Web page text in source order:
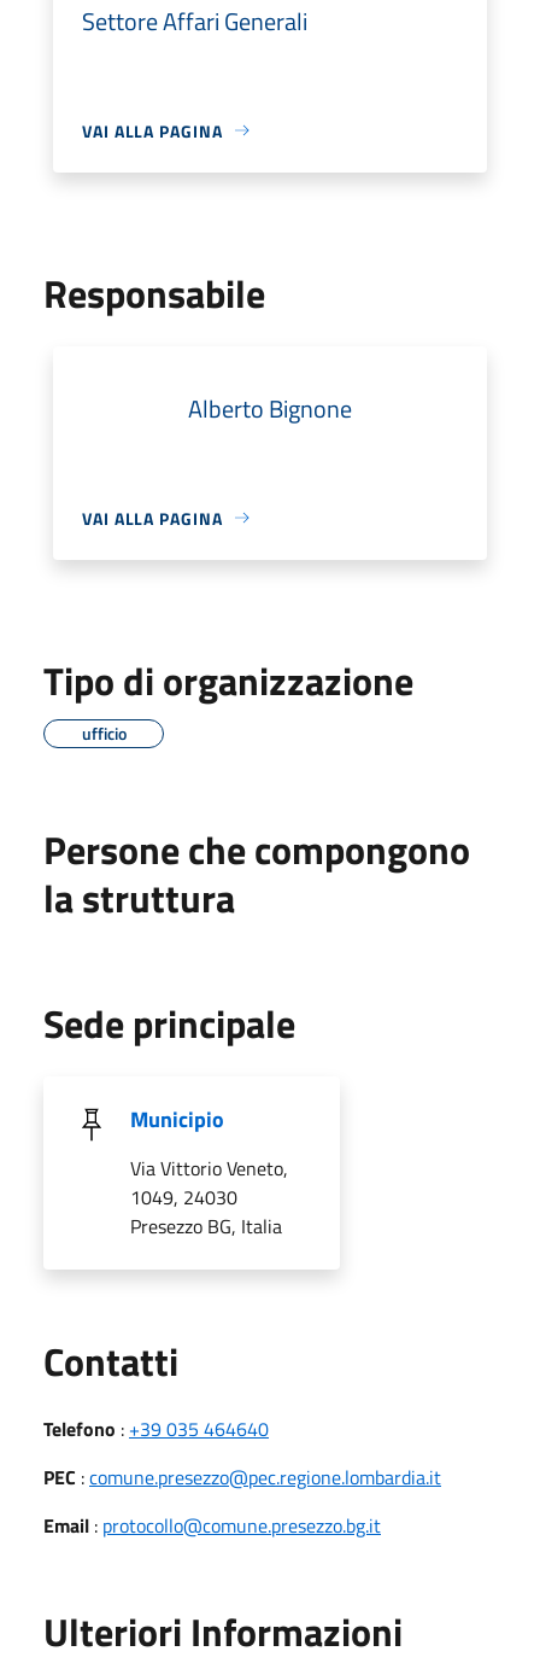
Settore Affari Generali
VAI ALLA PAGINA
Responsabile
Alberto Bignone
VAI ALLA PAGINA
Tipo di organizzazione
ufficio
Persone che compongono
la struttura
Sede principale
Municipio
Via Vittorio Veneto,
1049, 24030
Presezzo BG, Italia
Contatti
Telefono : +39 035 464640
PEC :comune.presezzo@pec.regione.lombardia.it
Email : protocollo@comune.presezzo.bg.it
Ulteriori Informazioni